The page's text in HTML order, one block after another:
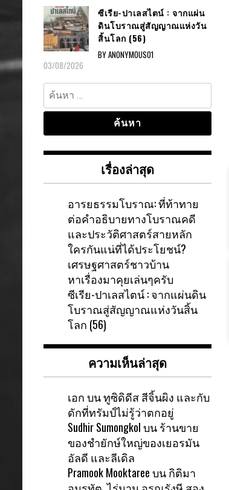
ซีเรีย-ปาเลสไตน์ : จากแผ่น
ดินโบราณสู่สัญญาณแห่งวัน
สิ้นโลก (56)
BY ANONYMOUS01
03/08/2026
ค้นหา
สำหรับ:
เรื่องล่าสุด
อารยธรรมโบราณ: ที่ท้าทาย
ต่อคำอธิบายทางโบราณคดี
และประวัติศาสตร์สายหลัก
ใครกันแน่ที่ได้ประโยชน์?
เศรษฐศาสตร์ชาวบ้าน
หาเรื่องมาคุยเล่นๆครับ
ซีเรีย-ปาเลสไตน์ : จากแผ่นดิน
โบราณสู่สัญญาณแห่งวันสิ้น
โลก (56)
ความเห็นล่าสุด
เอกบนทูซิดิดีส สีจิ้นผิง และกับ
ดักที่ทรัมป์ไม่รู้ว่าตกอยู่
Sudhir Sumongkolบนร้านขาย
ของชำยักษ์ใหญ่ของเยอรมัน
อัลดี และลีเดิล
Pramook Mooktareeบนกิติมา